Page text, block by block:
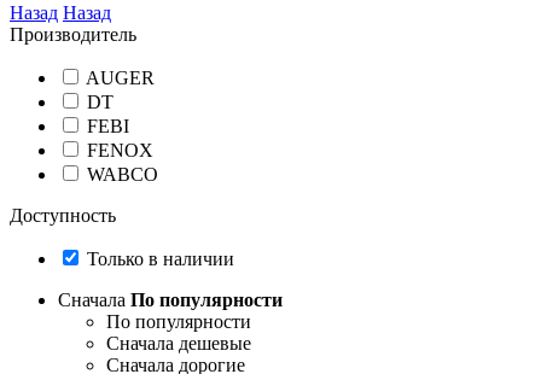
Назад Назад
Производитель
AUGER
DT
FEBI
FENOX
WABCO
Доступность
Только в наличии
Сначала По популярности
По популярности
Сначала дешевые
Сначала дорогие